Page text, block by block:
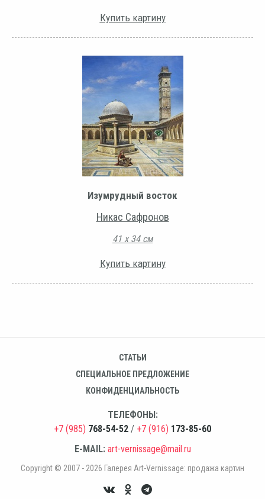
Купить картину
Изумрудный восток
Никас Сафронов
41 х 34 см
Купить картину
СТАТЬИ
СПЕЦИАЛЬНОЕ ПРЕДЛОЖЕНИЕ
КОНФИДЕНЦИАЛЬНОСТЬ
ТЕЛЕФОНЫ:
+7 (985) 768-54-52 / +7 (916) 173-85-60
E-MAIL: art-vernissage@mail.ru
Copyright © 2007 - 2026 Галерея Art-Vernissage: продажа картин